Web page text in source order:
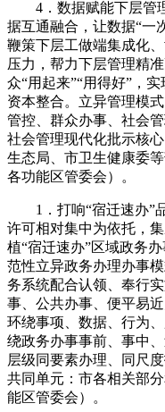
4．数据赋能下层管理
据互通融合，让数据“一
鞭策下层工做端集成化
压力，帮力下层管理精
众“用起来”“用得好”，
资本整合。立异管理模
管控、群众办事、社会
社会管理现代化批示核
生态局、市卫生健康委
各功能区管委会）。
1．打响“宿迁速办”品
许可相对集中为依托，
植“宿迁速办”区域政务
范性立异政务办理办事
务系统配合认领、奉行
事、公共办事、便平易
环绕事项、数据、行为
绕政务办事事前、事中
层级同要素办理、同尺
共同单元：市各相关部
能区管委会）。